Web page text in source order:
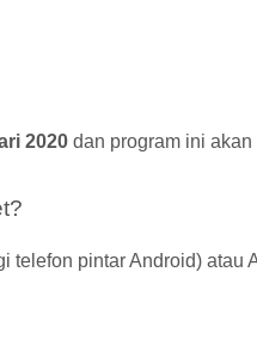
2020 dan program ini akan
pintar Android) atau